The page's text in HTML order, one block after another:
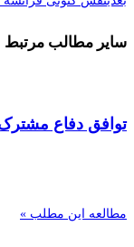
سایر مطالب مرتبط
توافق دفاع مشترک
مطالعه این مطلب »